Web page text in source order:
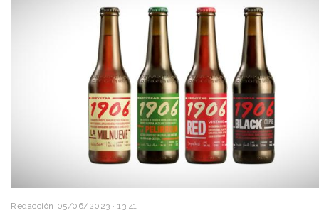
Redacción 05/06/2023 · 13:41